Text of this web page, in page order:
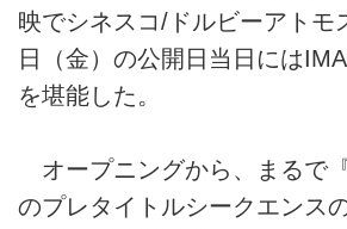
映でシネスコ/ドルビーアトモ
日（金）の公開日当日には
を堪能した。
オープニングから、まるで
のプレタイトルシークエンス